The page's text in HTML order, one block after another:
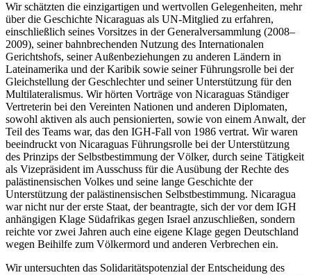
Wir schätzten die einzigartigen und wertvollen Gelegenheiten, mehr
über die Geschichte Nicaraguas als UN-Mitglied zu erfahren,
einschließlich seines Vorsitzes in der Generalversammlung (2008–
2009), seiner bahnbrechenden Nutzung des Internationalen
Gerichtshofs, seiner Außenbeziehungen zu anderen Ländern in
Lateinamerika und der Karibik sowie seiner Führungsrolle bei der
Gleichstellung der Geschlechter und seiner Unterstützung für den
Multilateralismus. Wir hörten Vorträge von Nicaraguas Ständiger
Vertreterin bei den Vereinten Nationen und anderen Diplomaten,
sowohl aktiven als auch pensionierten, sowie von einem Anwalt, der
Teil des Teams war, das den IGH-Fall von 1986 vertrat. Wir waren
beeindruckt von Nicaraguas Führungsrolle bei der Unterstützung
des Prinzips der Selbstbestimmung der Völker, durch seine Tätigkeit
als Vizepräsident im Ausschuss für die Ausübung der Rechte des
palästinensischen Volkes und seine lange Geschichte der
Unterstützung der palästinensischen Selbstbestimmung. Nicaragua
war nicht nur der erste Staat, der beantragte, sich der vor dem IGH
anhängigen Klage Südafrikas gegen Israel anzuschließen, sondern
reichte vor zwei Jahren auch eine eigene Klage gegen Deutschland
wegen Beihilfe zum Völkermord und anderen Verbrechen ein.
Wir untersuchten das Solidaritätspotenzial der Entscheidung des